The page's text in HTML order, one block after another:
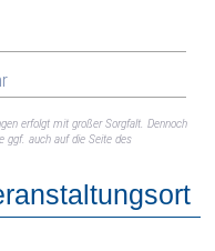
erfolgt mit großer Sorgfalt. Dennoch
ggf. auch auf die Seite des